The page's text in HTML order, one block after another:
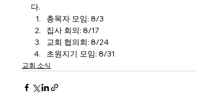
다.
총목자 모임: 8/3
집사 회의: 8/17
교회 협의회: 8/24
초원지기 모임: 8/31
교회 소식